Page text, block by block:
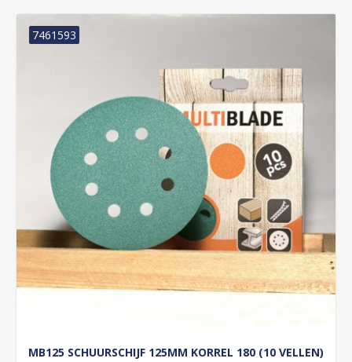
MB125 SCHUURSCHIJF 125MM KORREL 180 (10 VELLEN)
7461593